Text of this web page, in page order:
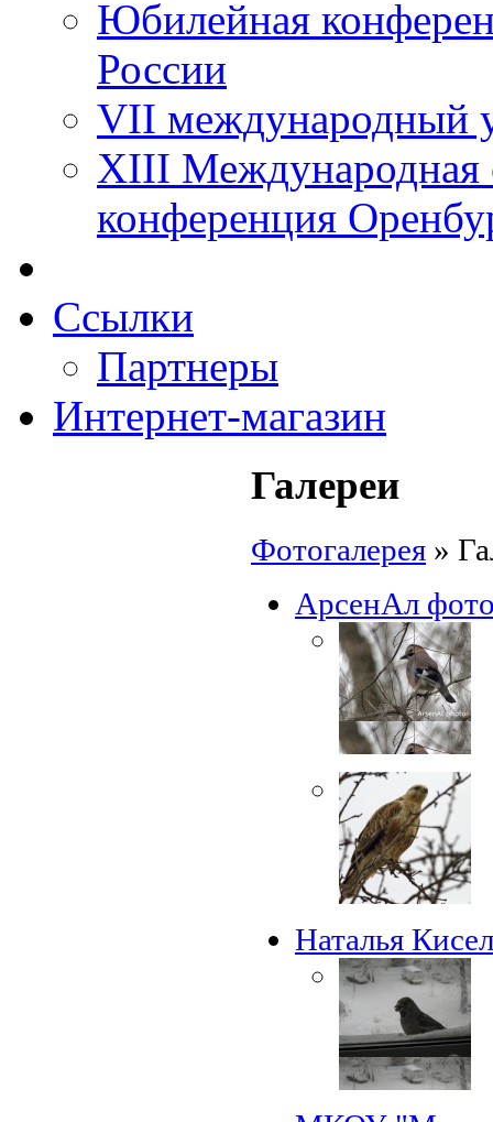
Юбилейная
России
VII международный
XIII Международная
конференция
Ссылки
Партнеры
Интернет-магазин
Галереи
Фотогалерея »
АрсенАл
Наталья